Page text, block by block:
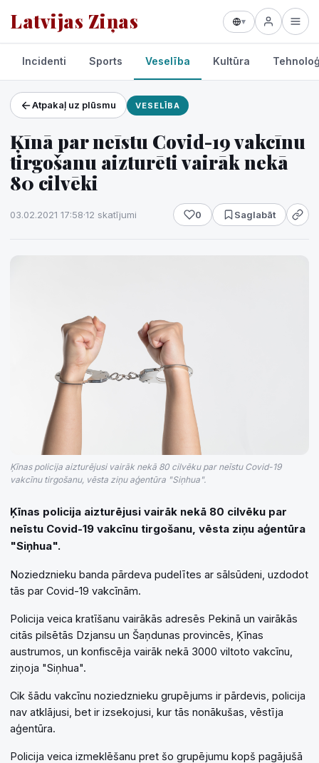
Latvijas Ziņas ▾
Projekti un pakalpojumi
Laikapstākļi
Incidenti Sports Veselība Kultūra
Atpakaļ uz plūsmu VESELĪBA
Ķīnā par neīstu Covid-19 vakcīnu
tirgošanu aizturēti vairāk nekā
80 cilvēki
03.02.2021 17:58·12 skatījumi 0 Saglabāt
Ķīnas policija aizturējusi vairāk nekā 80 cilvēku par neīstu Covid-19
vakcīnu tirgošanu, vēsta ziņu aģentūra "Siņhua".
Ķīnas policija aizturējusi vairāk nekā 80 cilvēku par
neīstu Covid-19 vakcīnu tirgošanu, vēsta ziņu aģentūra
"Siņhua".
Noziedznieku banda pārdeva pudelītes ar sālsūdeni, uzdodot
tās par Covid-19 vakcīnām.
Policija veica kratīšanu vairākās adresēs Pekinā un vairākās
citās pilsētās Dzjansu un Šaņdunas provincēs, Ķīnas
austrumos, un konfiscēja vairāk nekā 3000 viltoto vakcīnu,
ziņoja "Siņhua".
Cik šādu vakcīnu noziedznieku grupējums ir pārdevis, policija
nav atklājusi, bet ir izsekojusi, kur tās nonākušas, vēstīja
aģentūra.
Policija veica izmeklēšanu pret šo grupējumu kopš pagājušā